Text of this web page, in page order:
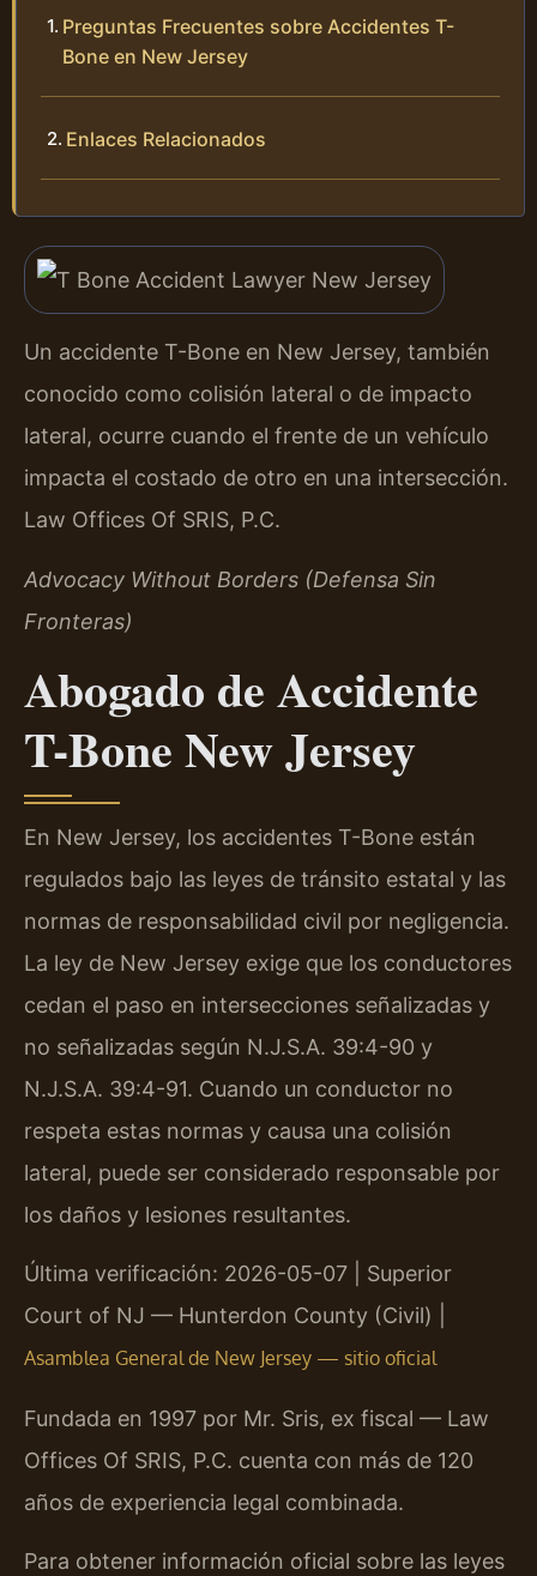
Preguntas Frecuentes sobre Accidentes T-
Bone en New Jersey
Enlaces Relacionados
Un accidente T-Bone en New Jersey, también
conocido como colisión lateral o de impacto
lateral, ocurre cuando el frente de un vehículo
impacta el costado de otro en una intersección.
Law Offices Of SRIS, P.C.
Advocacy Without Borders (Defensa Sin
Fronteras)
Abogado de Accidente
T-Bone New Jersey
En New Jersey, los accidentes T-Bone están
regulados bajo las leyes de tránsito estatal y las
normas de responsabilidad civil por negligencia.
La ley de New Jersey exige que los conductores
cedan el paso en intersecciones señalizadas y
no señalizadas según N.J.S.A. 39:4-90 y
N.J.S.A. 39:4-91. Cuando un conductor no
respeta estas normas y causa una colisión
lateral, puede ser considerado responsable por
los daños y lesiones resultantes.
Última verificación: 2026-05-07 | Superior
Court of NJ — Hunterdon County (Civil) |
Asamblea General de New Jersey — sitio oficial
Fundada en 1997 por Mr. Sris, ex fiscal — Law
Offices Of SRIS, P.C. cuenta con más de 120
años de experiencia legal combinada.
Para obtener información oficial sobre las leyes